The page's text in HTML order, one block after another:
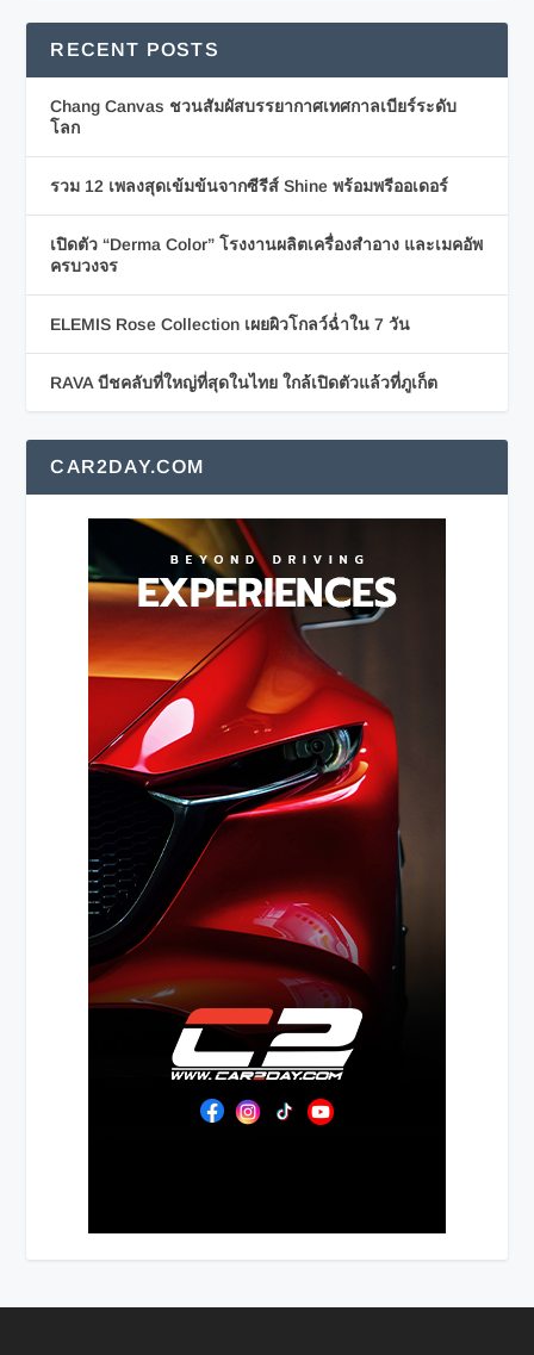
RECENT POSTS
Chang Canvas ชวนสัมผัสบรรยากาศเทศกาลเบียร์ระดับ
โลก
รวม 12 เพลงสุดเข้มข้นจากซีรีส์ Shine พร้อมพรีออเดอร์
เปิดตัว “Derma Color” โรงงานผลิตเครื่องสำอาง และเมคอัพ
ครบวงจร
ELEMIS Rose Collection เผยผิวโกลว์ฉ่ำใน 7 วัน
RAVA บีชคลับที่ใหญ่ที่สุดในไทย ใกล้เปิดตัวแล้วที่ภูเก็ต
CAR2DAY.COM